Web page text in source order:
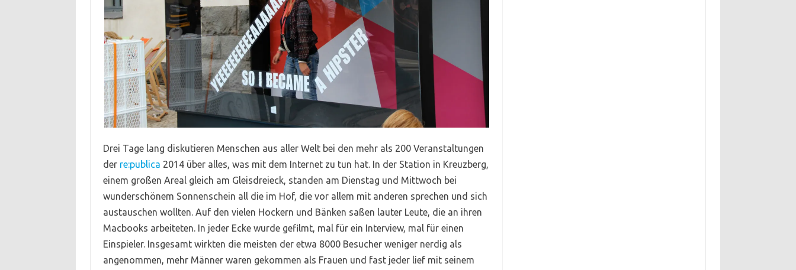
Drei Tage lang diskutieren Menschen aus aller Welt bei den mehr als 200 Veranstaltungen
der re:publica 2014 über alles, was mit dem Internet zu tun hat. In der Station in Kreuzberg,
einem großen Areal gleich am Gleisdreieck, standen am Dienstag und Mittwoch bei
wunderschönem Sonnenschein all die im Hof, die vor allem mit anderen sprechen und sich
austauschen wollten. Auf den vielen Hockern und Bänken saßen lauter Leute, die an ihren
Macbooks arbeiteten. In jeder Ecke wurde gefilmt, mal für ein Interview, mal für einen
Einspieler. Insgesamt wirkten die meisten der etwa 8000 Besucher weniger nerdig als
angenommen, mehr Männer waren gekommen als Frauen und fast jeder lief mit seinem